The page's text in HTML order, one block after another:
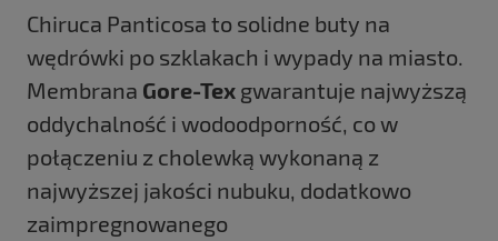
Chiruca Panticosa to solidne buty na
wędrówki po szklakach i wypady na miasto.
Membrana Gore-Tex gwarantuje najwyższą
oddychalność i wodoodporność, co w
połączeniu z cholewką wykonaną z
najwyższej jakości nubuku, dodatkowo
zaimpregnowanego